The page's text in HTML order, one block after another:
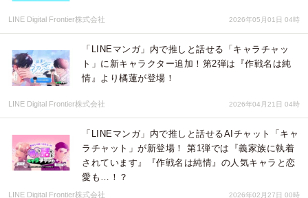
LINE Digital Frontier株式会社 2026年05月01日 04時
「LINEマンガ」内で推しと話せる「キャラチャッ
ト」に新キャラクター追加！第2弾は『作戦名は純
情』より橘蓮が登場！
LINE Digital Frontier株式会社 2026年04月21日 04時
「LINEマンガ」内で推しと話せるAIチャット「キャ
ラチャット」が新登場！ 第1弾では『義家族に執着
されています』『作戦名は純情』の人気キャラと恋
愛も…！？
LINE Digital Frontier株式会社 2026年02月27日 00時